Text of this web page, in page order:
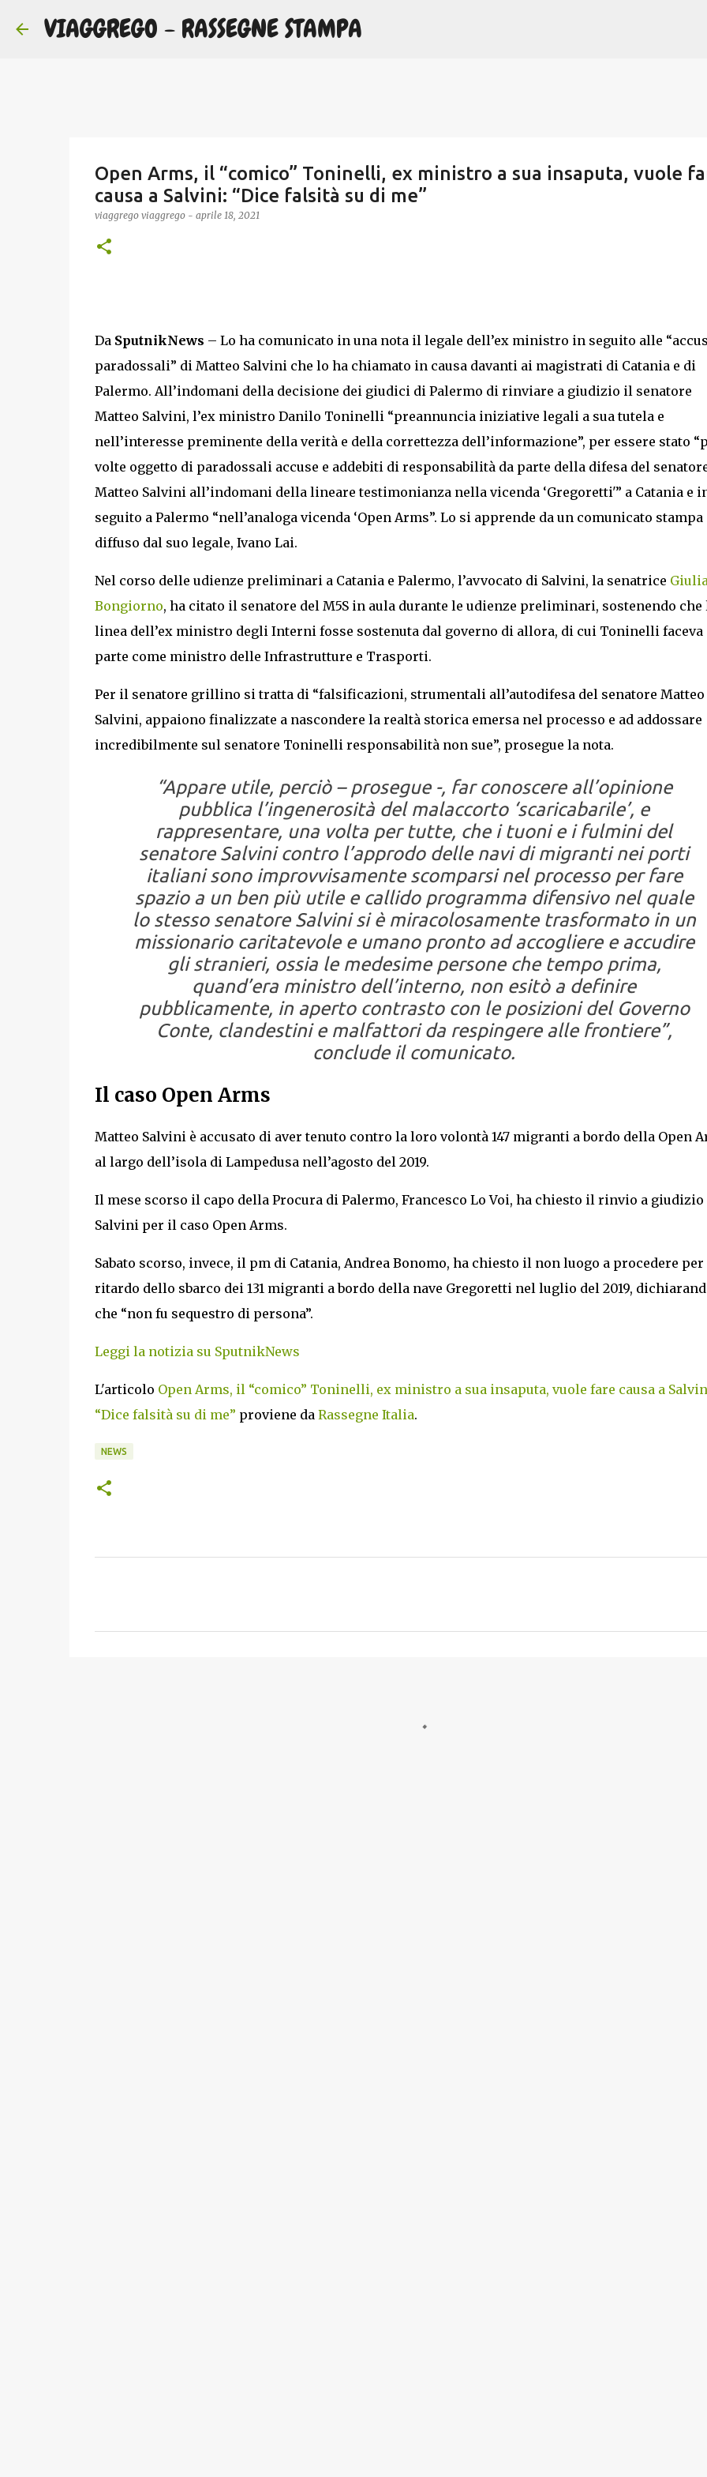
VIAGGREGO - RASSEGNE STAMPA
Open Arms, il “comico” Toninelli, ex ministro a sua insaputa, vuole
causa a Salvini: “Dice falsità su di me”
viaggrego viaggrego - aprile 18, 2021
Da SputnikNews – Lo ha comunicato in una nota il legale dell’ex ministro in seguito alle
paradossali” di Matteo Salvini che lo ha chiamato in causa davanti ai magistrati di Catania e di
Palermo. All’indomani della decisione dei giudici di Palermo di rinviare a giudizio il senatore
Matteo Salvini, l’ex ministro Danilo Toninelli “preannuncia iniziative legali a sua tutela e
nell’interesse preminente della verità e della correttezza dell’informazione”, per essere stato
volte oggetto di paradossali accuse e addebiti di responsabilità da parte della difesa del
Matteo Salvini all’indomani della lineare testimonianza nella vicenda ‘Gregoretti'” a Catania e
seguito a Palermo “nell’analoga vicenda ‘Open Arms”. Lo si apprende da un comunicato stampa
diffuso dal suo legale, Ivano Lai.
Nel corso delle udienze preliminari a Catania e Palermo, l’avvocato di Salvini, la senatrice
Bongiorno, ha citato il senatore del M5S in aula durante le udienze preliminari, sostenendo che
linea dell’ex ministro degli Interni fosse sostenuta dal governo di allora, di cui Toninelli faceva
parte come ministro delle Infrastrutture e Trasporti.
Per il senatore grillino si tratta di “falsificazioni, strumentali all’autodifesa del senatore Matteo
Salvini, appaiono finalizzate a nascondere la realtà storica emersa nel processo e ad addossare
incredibilmente sul senatore Toninelli responsabilità non sue”, prosegue la nota.
“Appare utile, perciò – prosegue -, far conoscere all’opinione
pubblica l’ingenerosità del malaccorto ‘scaricabarile’, e
rappresentare, una volta per tutte, che i tuoni e i fulmini del
senatore Salvini contro l’approdo delle navi di migranti nei porti
italiani sono improvvisamente scomparsi nel processo per fare
spazio a un ben più utile e callido programma difensivo nel quale
lo stesso senatore Salvini si è miracolosamente trasformato in un
missionario caritatevole e umano pronto ad accogliere e accudire
gli stranieri, ossia le medesime persone che tempo prima,
quand’era ministro dell’interno, non esitò a definire
pubblicamente, in aperto contrasto con le posizioni del Governo
Conte, clandestini e malfattori da respingere alle frontiere”,
conclude il comunicato.
Il caso Open Arms
Matteo Salvini è accusato di aver tenuto contro la loro volontà 147 migranti a bordo della Open
al largo dell’isola di Lampedusa nell’agosto del 2019.
Il mese scorso il capo della Procura di Palermo, Francesco Lo Voi, ha chiesto il rinvio a giudizio
Salvini per il caso Open Arms.
Sabato scorso, invece, il pm di Catania, Andrea Bonomo, ha chiesto il non luogo a procedere
ritardo dello sbarco dei 131 migranti a bordo della nave Gregoretti nel luglio del 2019,
che “non fu sequestro di persona”.
Leggi la notizia su SputnikNews
L'articolo Open Arms, il “comico” Toninelli, ex ministro a sua insaputa, vuole fare causa a
“Dice falsità su di me” proviene da Rassegne Italia.
NEWS